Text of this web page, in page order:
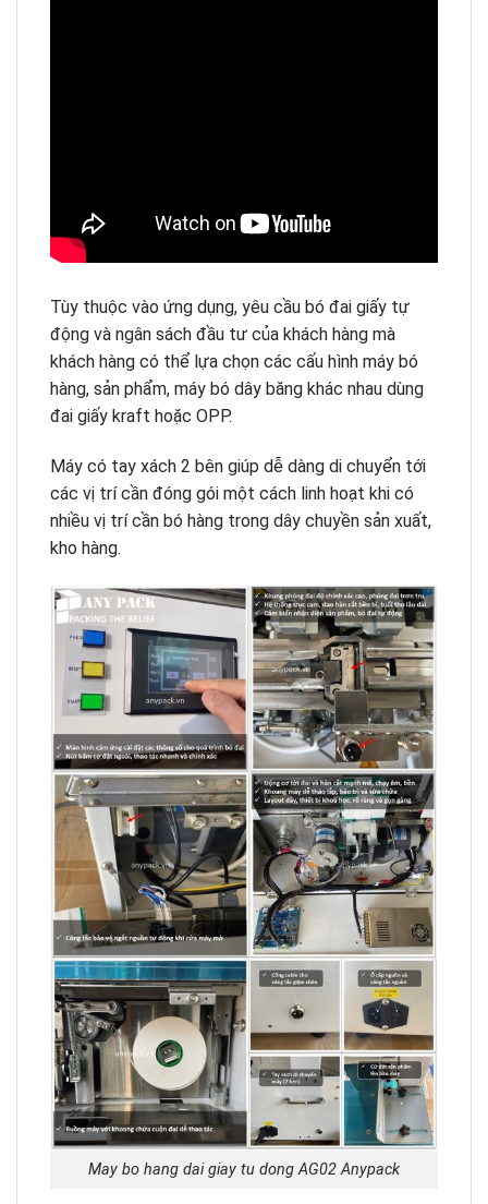
Tùy thuộc vào ứng dụng, yêu cầu bó đai giấy tự
động và ngân sách đầu tư của khách hàng mà
khách hàng có thể lựa chọn các cấu hình máy bó
hàng, sản phẩm, máy bó dây băng khác nhau dùng
đai giấy kraft hoặc OPP.
Máy có tay xách 2 bên giúp dễ dàng di chuyển tới
các vị trí cần đóng gói một cách linh hoạt khi có
nhiều vị trí cần bó hàng trong dây chuyền sản xuất,
kho hàng.
May bo hang dai giay tu dong AG02 Anypack